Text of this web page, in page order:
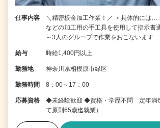
仕事内容
＼精密板金加工作業！／ ＜具体的には…
などの加工用の手工具を使用して指示書
～3人のグループで作業をおこないます …
給与 時給1,400円以上
勤務地 神奈川県相模原市緑区
勤務時間 8：00～17：00
応募資格
◆未経験歓迎 ◆資格・学歴不問 定年満
て原則65歳迄就業）